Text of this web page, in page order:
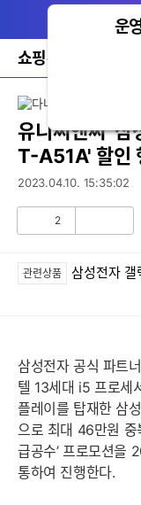
다
와
홈
쇼핑뉴스
이
어
창
토
유니씨앤씨 '
T-A51A' 할인
2023.04.10. 15:35:02
2
관련상품
삼성전자 공식 파트
텔 13세대 i5 프로세
플레이를 탑재한 삼
으로 최대 46만원 중
급공수’ 프로모션을
통하여 진행한다.
운